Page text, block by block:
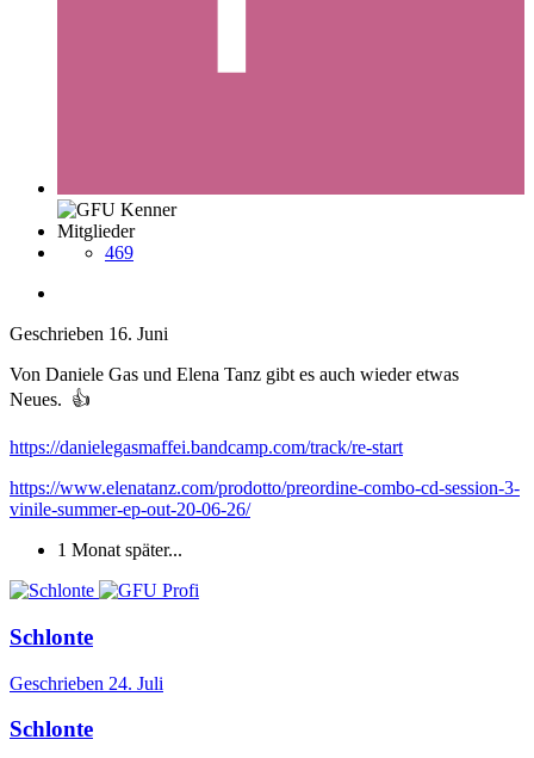
Mitglieder
469
Geschrieben 16. Juni
Von Daniele Gas und Elena Tanz gibt es auch wieder etwas
Neues. 👍
https://danielegasmaffei.bandcamp.com/track/re-start
https://www.elenatanz.com/prodotto/preordine-combo-cd-session-3-
vinile-summer-ep-out-20-06-26/
1 Monat später...
Schlonte
Geschrieben 24. Juli
Schlonte